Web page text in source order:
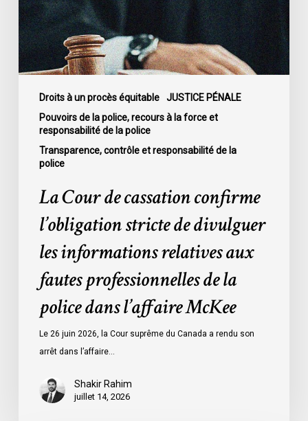
Droits à un procès équitable
JUSTICE PÉNALE
Pouvoirs de la police, recours à la force et
responsabilité de la police
Transparence, contrôle et responsabilité de la
police
stricte
de
divulguer
les
informations
relatives
fautes
professionnelles
police
dans
McKee
La Cour de cassation confirme
l’obligation stricte de divulguer
les informations relatives aux
fautes professionnelles de la
police dans l’affaire McKee
Le 26 juin 2026, la Cour suprême du Canada a rendu son
arrêt dans l’affaire…
Shakir Rahim
juillet 14, 2026